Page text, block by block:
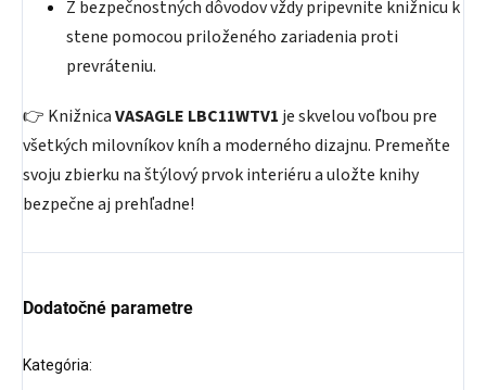
Z bezpečnostných dôvodov vždy pripevnite knižnicu k
stene pomocou priloženého zariadenia proti
prevráteniu.
👉 KnižnicaVASAGLE LBC11WTV1 je skvelou voľbou pre
všetkých milovníkov kníh a moderného dizajnu. Premeňte
svoju zbierku na štýlový prvok interiéru a uložte knihy
bezpečne aj prehľadne!
Dodatočné parametre
Kategória: